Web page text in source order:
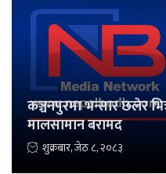
कञ्चनपुरमा भन्सार छलेर
मालसामान बरामद
शुक्रबार, जेठ ८, २०८३